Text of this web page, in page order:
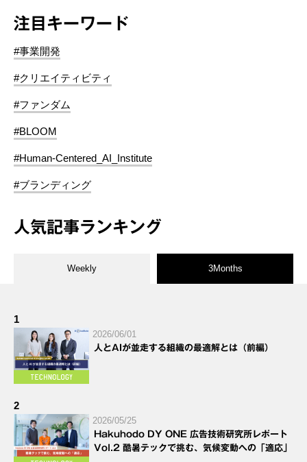
注目キーワード
#事業開発
#クリエイティビティ
#ファンダム
#BLOOM
#Human-Centered_AI_Institute
#ブランディング
人気記事ランキング
Weekly 3Months
1
2026/06/01
人とAIが並走する組織の最適解とは（前編）
2
2026/05/25
Hakuhodo DY ONE 広告技術研究所レポート
Vol.2 酷暑テックで挑む、気候変動への「適応」